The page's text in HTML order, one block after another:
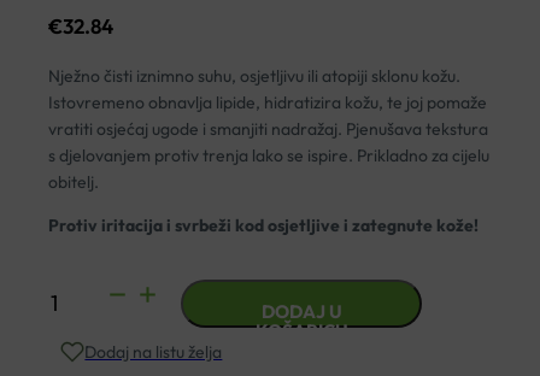
€32.84
Nježno čisti iznimno suhu, osjetljivu ili atopiji sklonu kožu.
Istovremeno obnavlja lipide, hidratizira kožu, te joj pomaže
vratiti osjećaj ugode i smanjiti nadražaj. Pjenušava tekstura
s djelovanjem protiv trenja lako se ispire. Prikladno za cijelu
obitelj.
Protiv iritacija i svrbeži kod osjetljive i zategnute kože!
LA
POSAY
DODAJ U
KOŠARICU
Dodaj na listu želja